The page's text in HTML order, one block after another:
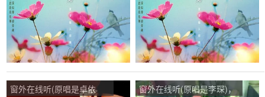
窗外在线听(原唱是卓依
窗外在线听(原唱是李琛)，